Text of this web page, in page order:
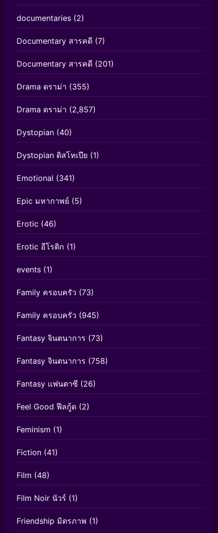
documentaries (2)
Documentary สารคดี (7)
Documentary สารคดี (201)
Drama ดราม่า (355)
Drama ดราม่า (2,857)
Dystopian (40)
Dystopian ดิสโทเปีย (1)
Emotional (341)
Epic มหากาพย์ (5)
Erotic (46)
Erotic อีโรติก (1)
events (1)
Family ครอบครัว (73)
Family ครอบครัว (945)
Fantasy จินตนาการ (73)
Fantasy จินตนาการ (758)
Fantasy แฟนตาซี (26)
Feel Good ฟีลกู้ด (2)
Feminism (1)
Fiction (41)
Film (48)
Film Noir นัวร์ (1)
Friendship มิตรภาพ (1)